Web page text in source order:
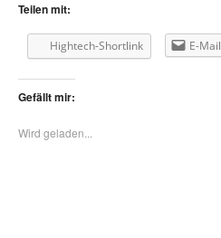
Teilen mit:
Hightech-Shortlink E-Mail
Gefällt mir:
Wird geladen...